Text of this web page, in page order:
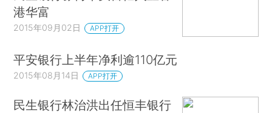
港华富
2015年09月02日 APP打开
平安银行上半年净利逾110亿元
2015年08月14日 APP打开
民生银行林治洪出任恒丰银行